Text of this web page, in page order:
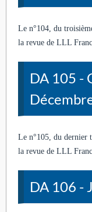
Le n°104, du
la revue de LLL
DA 105 -
Le n°105, du dernier
la revue de LLL
DA 106 -